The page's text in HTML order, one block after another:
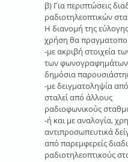
β) Για περιπτώσεις
ραδιοτηλεοπτικών
Η διανομή της
χρήση θα
-με ακριβή στοιχεία
των
δημόσια
-με δειγματοληψία
σταλεί από άλλους
ραδιοφωνικούς
-ή και με αναλογία,
αντιπροσωπευτικά
από παρεμφερείς
ραδιοτηλεοπτικούς